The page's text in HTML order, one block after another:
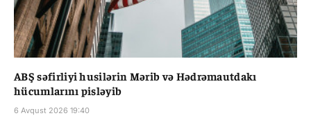
ABŞ səfirliyi husilərin Mərib və Hədrəmautdakı
hücumlarını pisləyib
6 Avqust 2026 19:40